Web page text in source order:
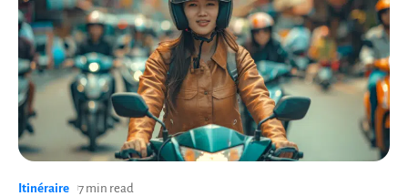
Itinéraire 7 min read